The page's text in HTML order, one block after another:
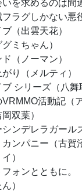
いを求めるのは
フラグしかない
（出雲天花）
ミちゃん）
（ノーマン）
り（メルティ）
シリーズ（八舞
活動記（
双葉）
ンデレラガール
カンパニー（古
）
フォンとともに。
）